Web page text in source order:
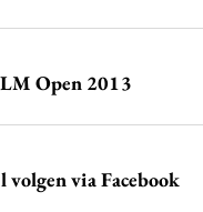
Open 2013
via Facebook